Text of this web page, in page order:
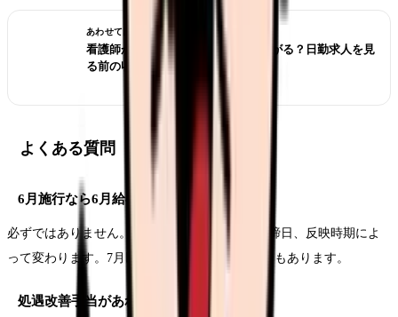
あわせて読みたい
看護師が夜勤なしにすると給料は下がる？日勤求人を見
る前の収入チェック
よくある質問
6月施行なら6月給与から上がりますか？
必ずではありません。施設の届出、給与計算の締日、反映時期によ
って変わります。7月以降や遡及支給になる場合もあります。
処遇改善手当があれば安心ですか？